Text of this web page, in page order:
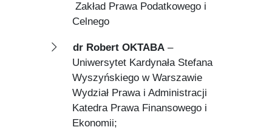
Zakład Prawa Podatkowego i
Celnego
dr Robert OKTABA–
Uniwersytet Kardynała Stefana
Wyszyńskiego w Warszawie
Wydział Prawa i Administracji
Katedra Prawa Finansowego i
Ekonomii;